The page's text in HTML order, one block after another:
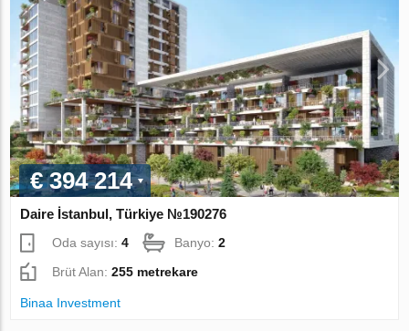
€ 394 214
Daire İstanbul, Türkiye №190276
Oda sayısı:4 Banyo:2
Brüt Alan:255 metrekare
Binaa Investment